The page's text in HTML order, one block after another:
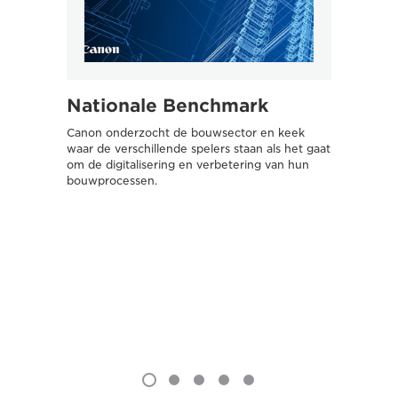
Nationale Benchmark
Canon onderzocht de bouwsector en keek
waar de verschillende spelers staan als het gaat
om de digitalisering en verbetering van hun
bouwprocessen.